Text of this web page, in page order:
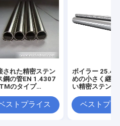
された精密ステン
鋼の管EN 1.4307
のタイプ
ストプライス
ボイラー
めの小さく継ぎ
い精密ステンレ
ベストプラ